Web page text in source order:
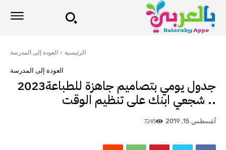
الرئيسية العودة إلى المدرسة
العودة إلى المدرسة
جدول يومي بتصاميم جاهزة للطباعة2023
.. شجعي ابنك على تنظيم الوقت
أغسطس 15, 2019 7245